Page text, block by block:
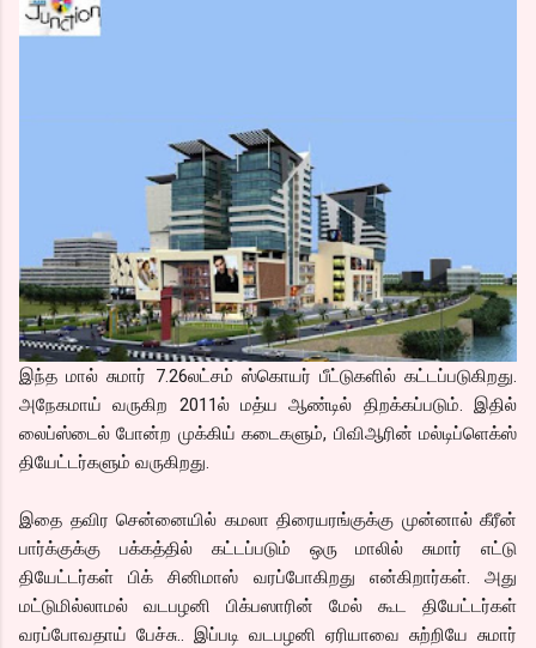
இந்த மால் சுமார் 7.26லட்சம் ஸ்கொயர் பீட்டுகளில் கட்டப்படுகிறது.
அநேகமாய் வருகிற 2011ல் மத்ய ஆண்டில் திறக்கப்படும். இதில்
லைப்ஸ்டைல் போன்ற முக்கிய் கடைகளும், பிவிஆரின் மல்டிப்ளெக்ஸ்
தியேட்டர்களும் வருகிறது.
இதை தவிர சென்னையில் கமலா திரையரங்குக்கு முன்னால் கீரீன்
பார்க்குக்கு பக்கத்தில் கட்டப்படும் ஒரு மாலில் சுமார் எட்டு
தியேட்டர்கள் பிக் சினிமாஸ் வரப்போகிறது என்கிறார்கள். அது
மட்டுமில்லாமல் வடபழனி பிக்பஸாரின் மேல் கூட தியேட்டர்கள்
வரப்போவதாய் பேச்சு.. இப்படி வடபழனி ஏரியாவை சுற்றியே சுமார்